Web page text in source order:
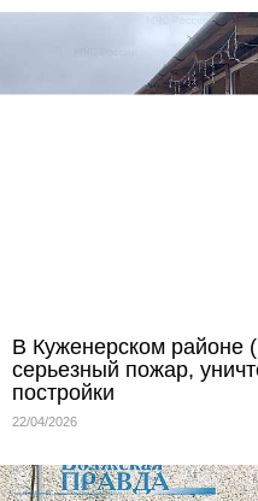
В Куженерском районе
серьезный пожар,
постройки
22/04/2026